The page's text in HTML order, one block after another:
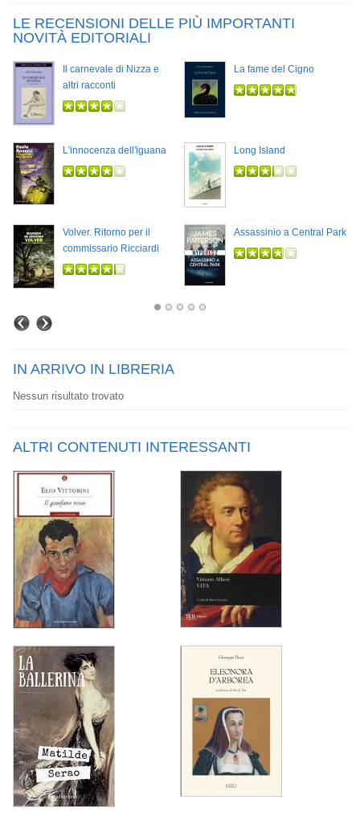
LE RECENSIONI DELLE PIÙ IMPORTANTI
NOVITÀ EDITORIALI
Il carnevale di Nizza e
altri racconti
La fame del Cigno
L'innocenza dell'iguana Long Island
Volver. Ritorno per il
commissario Ricciardi
Assassinio a Central Park
IN ARRIVO IN LIBRERIA
Nessun risultato trovato
ALTRI CONTENUTI INTERESSANTI